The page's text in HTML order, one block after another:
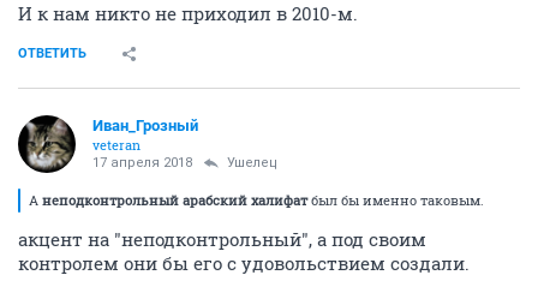
И к нам никто не приходил в 2010-м.
ОТВЕТИТЬ
Иван_Грозный
veteran
17 апреля 2018 Ушелец
А неподконтрольный арабский халифатбыл бы именно таковым.
акцент на "неподконтрольный", а под своим
контролем они бы его с удовольствием создали.